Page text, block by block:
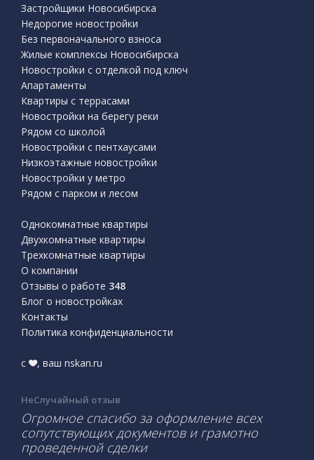
Застройщики Новосибирска
Недорогие новостройки
Без первоначального взноса
Жилые комплексы Новосибирска
Новостройки с отделкой под ключ
Апартаменты
Квартиры с террасами
Новостройки на берегу реки
Рядом со школой
Новостройки с пентхаусами
Низкоэтажные новостройки
Новостройки у метро
Рядом с парком и лесом
Однокомнатные квартиры
Двухкомнатные квартиры
Трехкомнатные квартиры
О компании
Отзывы о работе 348
Блог о новостройках
Контакты
Политика конфиденциальности
с , ваш nskan.ru
НеСлучайный отзыв
Огромное спасибо за оформление всех
сопутствующих документов и грамотно
проведенной сделки